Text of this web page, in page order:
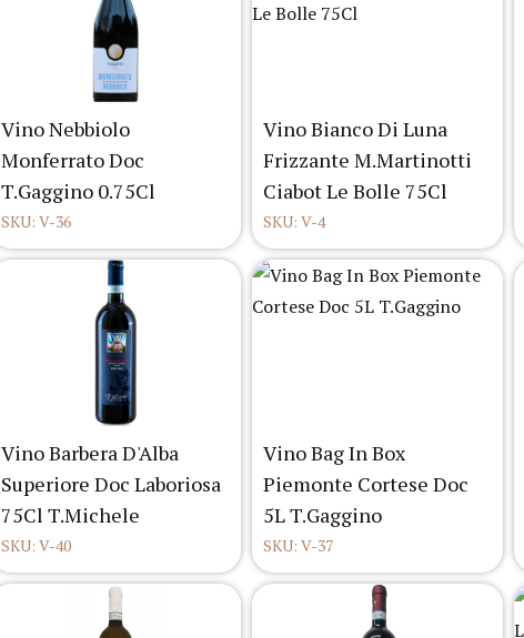
Vino Nebbiolo
Monferrato Doc
T.Gaggino 0.75Cl
SKU: V-36
Vino Bianco Di Luna
Frizzante M.Martinotti
Ciabot Le Bolle 75Cl
SKU: V-4
Vino Barbera D'Alba
Superiore Doc Laboriosa
75Cl T.Michele
SKU: V-40
Vino Bag In Box
Piemonte Cortese Doc
5L T.Gaggino
SKU: V-37